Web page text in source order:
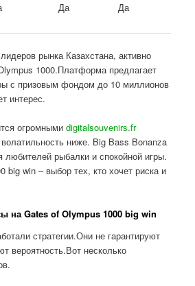
Да Да
рынка Казахстана, активно
1000.Платформа предлагает
с призовым фондом до 10 миллионов
интерес.
огромнымиdigitalsouvenirs.fr
ниже. Big Bass Bonanza
рыбалки и спокойной игры.
big win – выбор тех, кто хочет риска и
на Gates of Olympus 1000 big win
стратегии.Они не гарантируют
вероятность.Вот несколько